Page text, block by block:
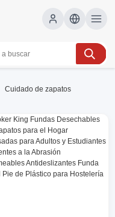
calzado,
Cuidado de
mantener y almacenar
Cuidado de zapatos